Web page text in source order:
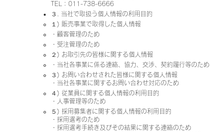
TEL：011-738-6666
３. 当社で取扱う個人情報の利用目的
１) 販売事業で取得した個人情報
・顧客管理のため
・受注管理のため
２) お取引先の皆様に関する個人情報
・当社各事業に係る連絡、協力、交渉、契約履行等のため
３) お問い合わせされた皆様に関する個人情報
・当社各事業に関するお問い合わせ対応のため
４) 従業員に関する個人情報の利用目的
・人事管理等のため
５) 採用募集者に関する個人情報の利用目的
・採用選考のため
・採用選考手続き及びその結果に関する連絡のため